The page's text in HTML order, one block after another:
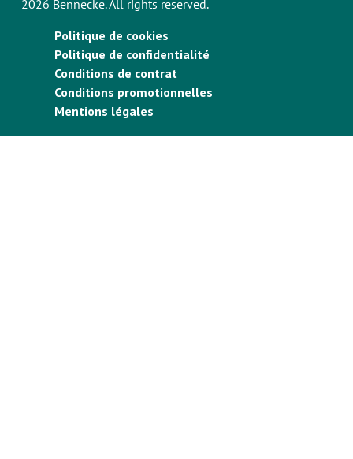
2026 Bennecke. All rights reserved.
Politique de cookies
Politique de confidentialité
Conditions de contrat
Conditions promotionnelles
Mentions légales